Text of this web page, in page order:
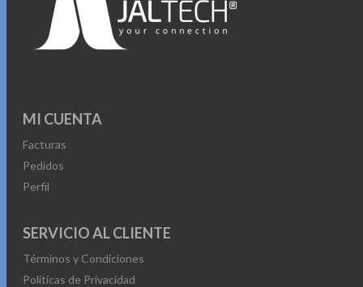
MI CUENTA
Facturas
Pedidos
Perfil
SERVICIO AL CLIENTE
Términos y Condiciones
Políticas de Privacidad